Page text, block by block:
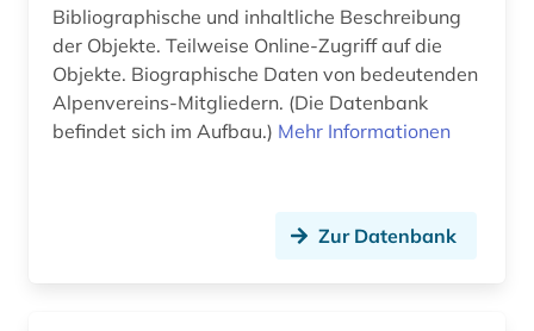
einwanderung (1)
elektronische bibliothek (2)
elektronische bildverarbeitung (1)
Bibliographische und inhaltliche Beschreibung
der Objekte. Teilweise Online-Zugriff auf die
Objekte. Biographische Daten von bedeutenden
Alpenvereins-Mitgliedern. (Die Datenbank
befindet sich im Aufbau.) Mehr Informationen
Zur Datenbank